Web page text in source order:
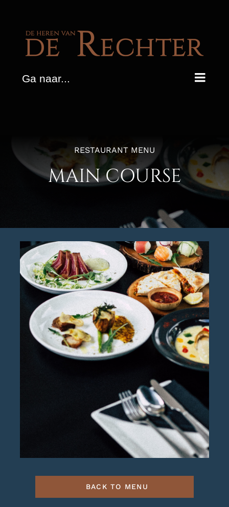
inhoud
Ga naar...
RESTAURANT MENU
MAIN COURSE
BACK TO MENU